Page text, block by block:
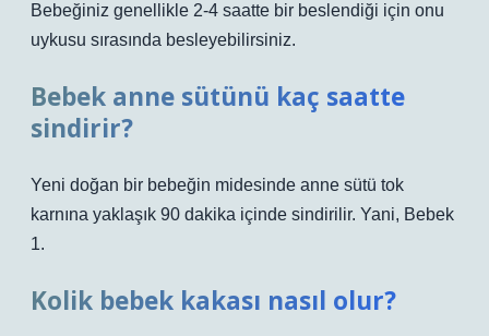
Bebeğiniz genellikle 2-4 saatte bir beslendiği için onu
uykusu sırasında besleyebilirsiniz.
Bebek anne sütünü kaç saatte
sindirir?
Yeni doğan bir bebeğin midesinde anne sütü tok
karnına yaklaşık 90 dakika içinde sindirilir. Yani, Bebek
1.
Kolik bebek kakası nasıl olur?